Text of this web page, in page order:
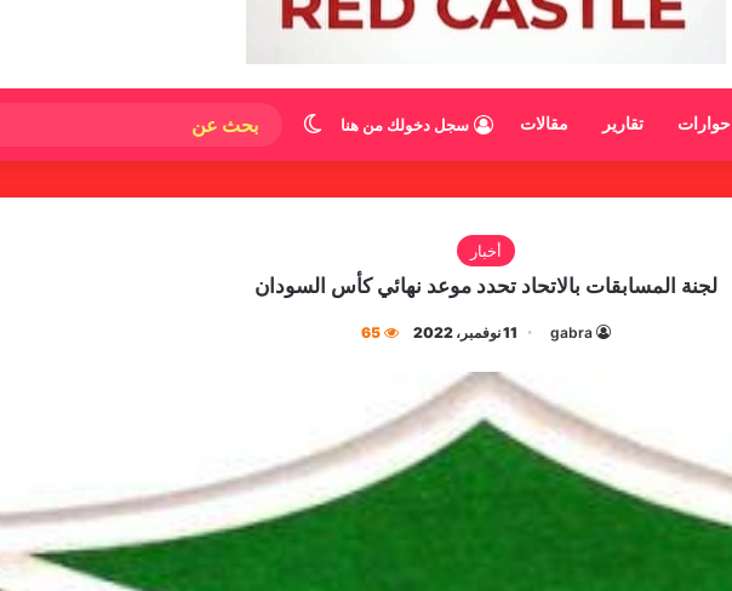
حوارات تقارير مقالات سجل دخولك من هنا الوضع المظلم
أخبار
لجنة المسابقات بالاتحاد تحدد موعد نهائي كأس السودان
gabra 11 نوفمبر، 2022 65